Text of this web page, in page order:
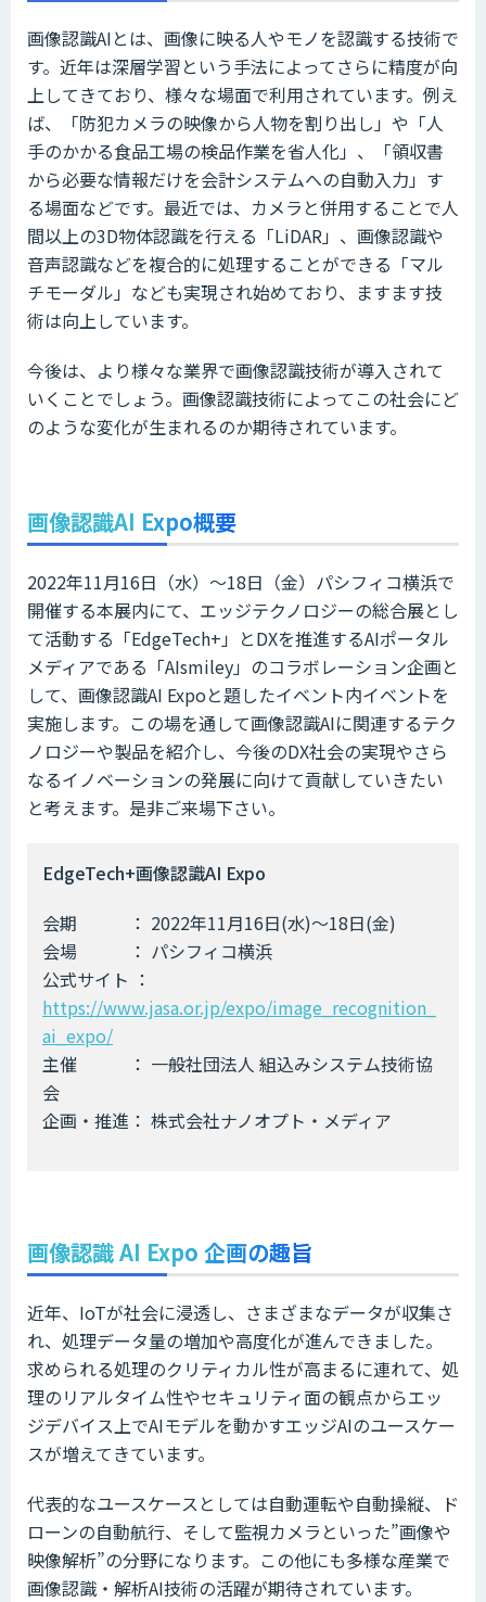
画像認識AIとは、画像に映る人やモノを認識する技術で
す。近年は深層学習という手法によってさらに精度が向
上してきており、様々な場面で利用されています。例え
ば、「防犯カメラの映像から人物を割り出し」や「人
手のかかる食品工場の検品作業を省人化」、「領収書
から必要な情報だけを会計システムへの自動入力」す
る場面などです。最近では、カメラと併用することで人
間以上の3D物体認識を行える「LiDAR」、画像認識や
音声認識などを複合的に処理することができる「マル
チモーダル」なども実現され始めており、ますます技
術は向上しています。
今後は、より様々な業界で画像認識技術が導入されて
いくことでしょう。画像認識技術によってこの社会にど
のような変化が生まれるのか期待されています。
画像認識AI Expo概要
2022年11月16日（水）～18日（金）パシフィコ横浜で
開催する本展内にて、エッジテクノロジーの総合展とし
て活動する「EdgeTech+」とDXを推進するAIポータル
メディアである「AIsmiley」のコラボレーション企画と
して、画像認識AI Expoと題したイベント内イベントを
実施します。この場を通して画像認識AIに関連するテク
ノロジーや製品を紹介し、今後のDX社会の実現やさら
なるイノベーションの発展に向けて貢献していきたい
と考えます。是非ご来場下さい。
EdgeTech+画像認識AI Expo
会期 ： 2022年11月16日(水)～18日(金)
会場 ： パシフィコ横浜
公式サイト ：
https://www.jasa.or.jp/expo/image_recognition_
ai_expo/
主催 ： 一般社団法人 組込みシステム技術協
会
企画・推進： 株式会社ナノオプト・メディア
画像認識 AI Expo 企画の趣旨
近年、IoTが社会に浸透し、さまざまなデータが収集さ
れ、処理データ量の増加や高度化が進んできました。
求められる処理のクリティカル性が高まるに連れて、処
理のリアルタイム性やセキュリティ面の観点からエッ
ジデバイス上でAIモデルを動かすエッジAIのユースケー
スが増えてきています。
代表的なユースケースとしては自動運転や自動操縦、ド
ローンの自動航行、そして監視カメラといった”画像や
映像解析”の分野になります。この他にも多様な産業で
画像認識・解析AI技術の活躍が期待されています。